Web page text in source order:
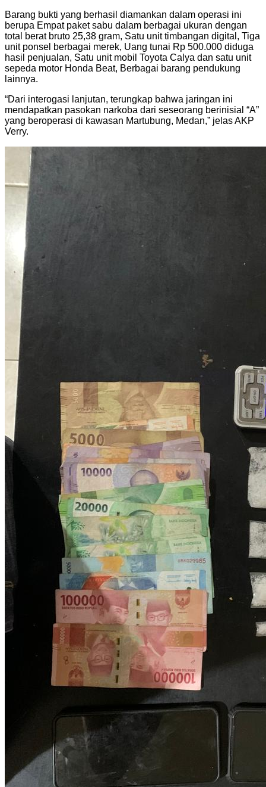
Barang bukti yang berhasil diamankan dalam operasi ini
berupa Empat paket sabu dalam berbagai ukuran dengan
total berat bruto 25,38 gram, Satu unit timbangan digital, Tiga
unit ponsel berbagai merek, Uang tunai Rp 500.000 diduga
hasil penjualan, Satu unit mobil Toyota Calya dan satu unit
sepeda motor Honda Beat, Berbagai barang pendukung
lainnya.
“Dari interogasi lanjutan, terungkap bahwa jaringan ini
mendapatkan pasokan narkoba dari seseorang berinisial “A”
yang beroperasi di kawasan Martubung, Medan,” jelas AKP
Verry.